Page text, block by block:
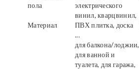
пола
электрического
Материал
винил, кварцвинил,
ПВХ плитка, доска
...
для балкона/лоджии,
для ванной и
туалета, для гаража,